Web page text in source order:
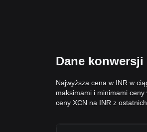
Dane konwersji
Najwyższa cena w INR w
maksimami i minimami
ceny XCN na INR z